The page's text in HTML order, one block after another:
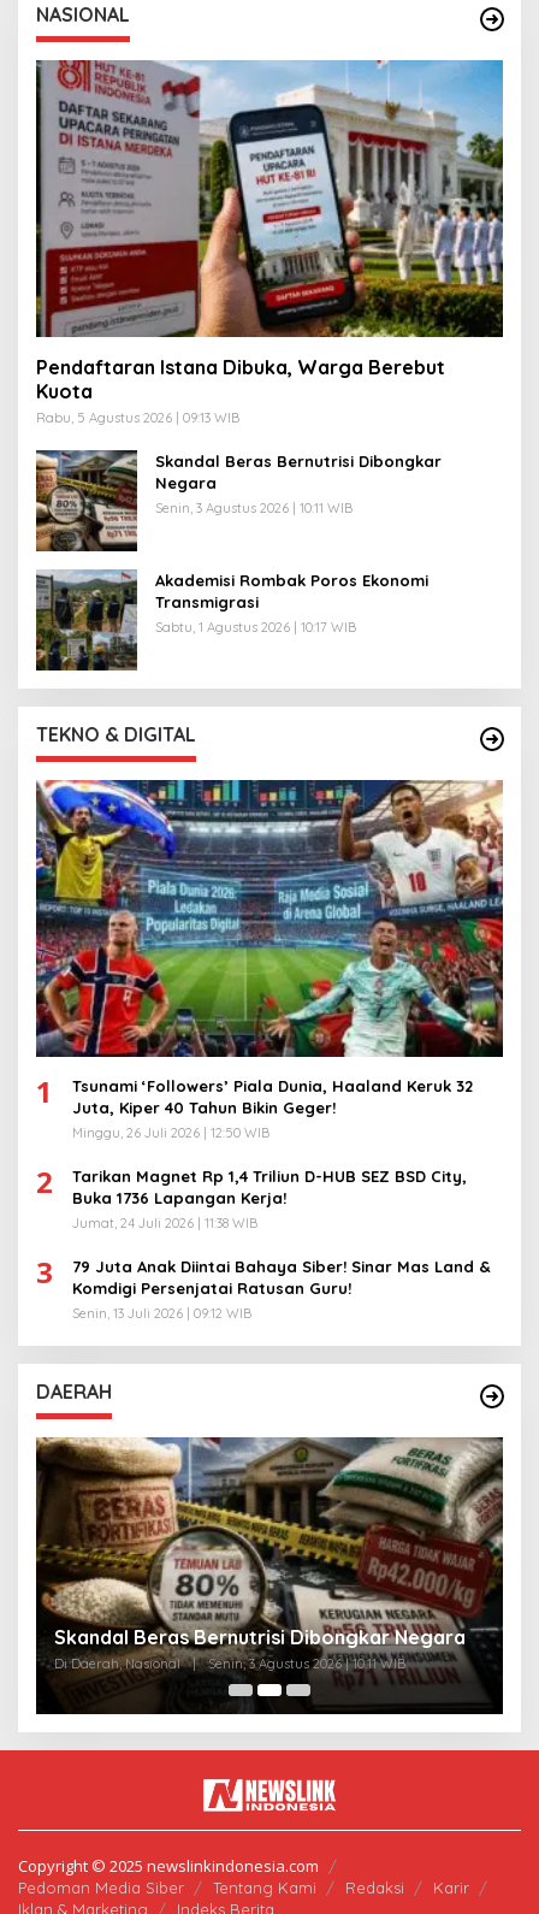
NASIONAL
Pendaftaran Istana Dibuka, Warga Berebut
Kuota
Rabu, 5 Agustus 2026 | 09:13 WIB
Skandal Beras Bernutrisi Dibongkar
Negara
Senin, 3 Agustus 2026 | 10:11 WIB
Akademisi Rombak Poros Ekonomi
Transmigrasi
Sabtu, 1 Agustus 2026 | 10:17 WIB
TEKNO & DIGITAL
1
Tsunami ‘Followers’ Piala Dunia, Haaland Keruk 32
Juta, Kiper 40 Tahun Bikin Geger!
Minggu, 26 Juli 2026 | 12:50 WIB
2
Tarikan Magnet Rp 1,4 Triliun D-HUB SEZ BSD City,
Buka 1736 Lapangan Kerja!
Jumat, 24 Juli 2026 | 11:38 WIB
3
79 Juta Anak Diintai Bahaya Siber! Sinar Mas Land &
Komdigi Persenjatai Ratusan Guru!
Senin, 13 Juli 2026 | 09:12 WIB
DAERAH
Skandal Beras Bernutrisi Dibongkar Negara
Di Daerah, Nasional | Senin, 3 Agustus 2026 | 10:11 WIB
Copyright © 2025 newslinkindonesia.com
Pedoman Media Siber Tentang Kami Redaksi
Karir
Iklan & Marketing
Indeks Berita